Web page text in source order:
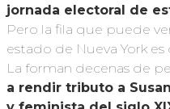
jornada electoral de
Pero la fila que puede
estado de Nueva York es
La forman decenas de
a rendir tributo a